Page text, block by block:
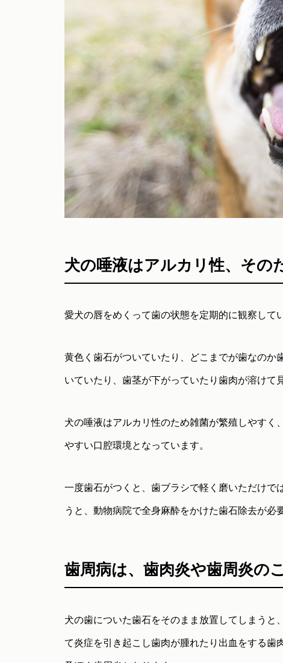
犬の唾液はアルカリ性、その
愛犬の唇をめくって歯の状態を定期的に観察して
黄色く歯石がついていたり、どこまでが歯なのか
いていたり、歯茎が下がっていたり歯肉が溶けて
犬の唾液はアルカリ性のため雑菌が繁殖しやすく
やすい口腔環境となっています。
一度歯石がつくと、歯ブラシで軽く磨いただけで
うと、動物病院で全身麻酔をかけた歯石除去が必
歯周病は、歯肉炎や歯周炎の
犬の歯についた歯石をそのまま放置してしまうと
て炎症を引き起こし歯肉が腫れたり出血をする歯